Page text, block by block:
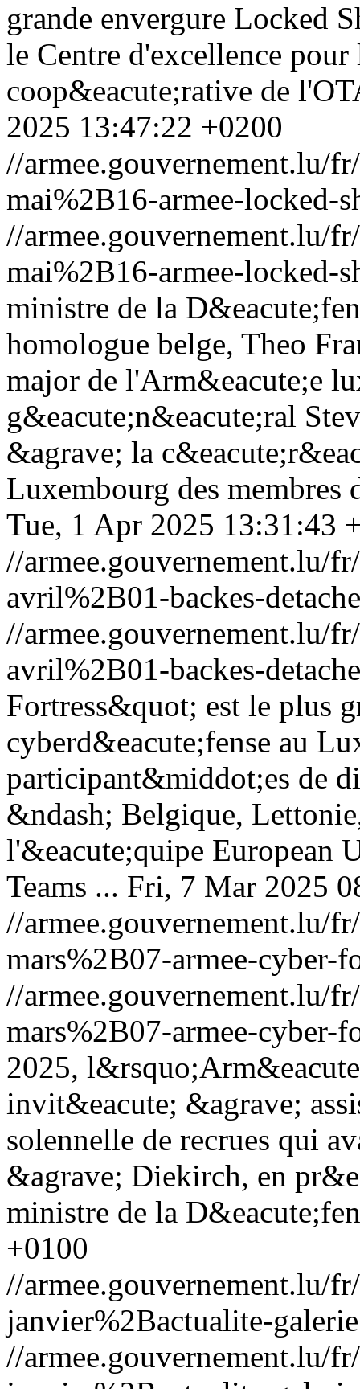
grande envergure Locked
le Centre d'excellence
coop&eacute;rative de
2025 13:47:22 +0200
//armee.gouvernement.lu/
mai%2B16-armee-locked-
//armee.gouvernement.lu/
mai%2B16-armee-locked-
ministre de la
homologue belge, Theo
major de l'Arm&eacute;e
g&eacute;n&eacute;ral
&agrave; la
Luxembourg des membres
Tue, 1 Apr 2025 13:31:43
//armee.gouvernement.lu/
avril%2B01-backes-
//armee.gouvernement.lu/
avril%2B01-backes-
Fortress&quot; est le plus
cyberd&eacute;fense au
participant&middot;es de
&ndash; Belgique,
l'&eacute;quipe European
Teams ... Fri, 7 Mar 2025
//armee.gouvernement.lu/
mars%2B07-armee-cyber-
//armee.gouvernement.lu/
mars%2B07-armee-cyber-
2025,
invit&eacute; &agrave;
solennelle de recrues qui
&agrave; Diekirch, en
ministre de la
+0100
//armee.gouvernement.lu/
janvier%2Bactualite-
//armee.gouvernement.lu/